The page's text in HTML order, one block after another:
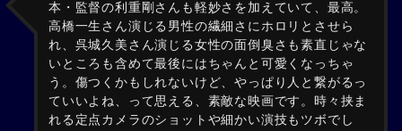
本・監督の利重剛さんも軽妙さを加えていて、最高。
高橋一生さん演じる男性の繊細さにホロリとさせら
れ、呉城久美さん演じる女性の面倒臭さも素直じゃな
いところも含めて最後にはちゃんと可愛くなっちゃ
う。傷つくかもしれないけど、やっぱり人と繋がるっ
ていいよね、って思える、素敵な映画です。時々挟ま
れる定点カメラのショットや細かい演技もツボでし